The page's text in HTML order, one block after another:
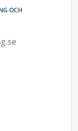
OCH